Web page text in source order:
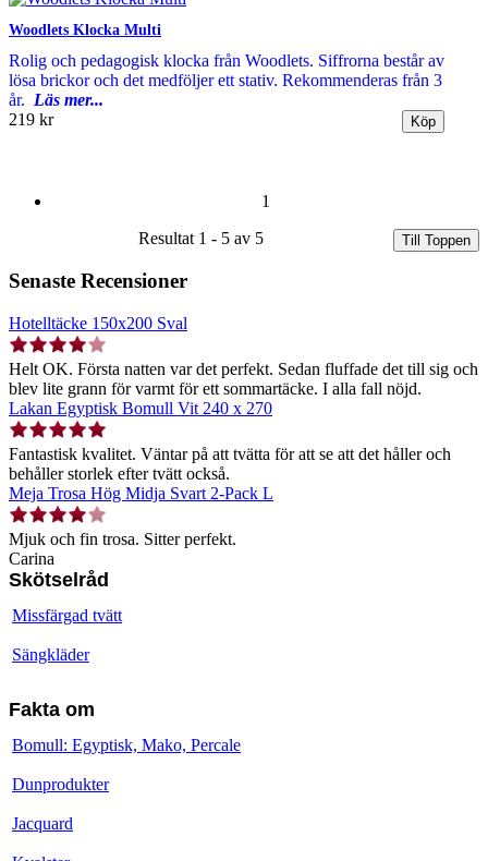
Woodlets Klocka Multi
Rolig och pedagogisk klocka från Woodlets. Siffrorna består av
lösa brickor och det medföljer ett stativ. Rekommenderas från 3
år. Läs mer...
219 kr
1
Resultat 1 - 5 av 5
Till Toppen
Senaste Recensioner
Hotelltäcke 150x200 Sval
Helt OK. Första natten var det perfekt. Sedan fluffade det till sig och
blev lite grann för varmt för ett sommartäcke. I alla fall nöjd.
Lakan Egyptisk Bomull Vit 240 x 270
Fantastisk kvalitet. Väntar på att tvätta för att se att det håller och
behåller storlek efter tvätt också.
Meja Trosa Hög Midja Svart 2-Pack L
Mjuk och fin trosa. Sitter perfekt.
Carina
Skötselråd
Missfärgad tvätt
Sängkläder
Fakta om
Bomull: Egyptisk, Mako, Percale
Dunprodukter
Jacquard